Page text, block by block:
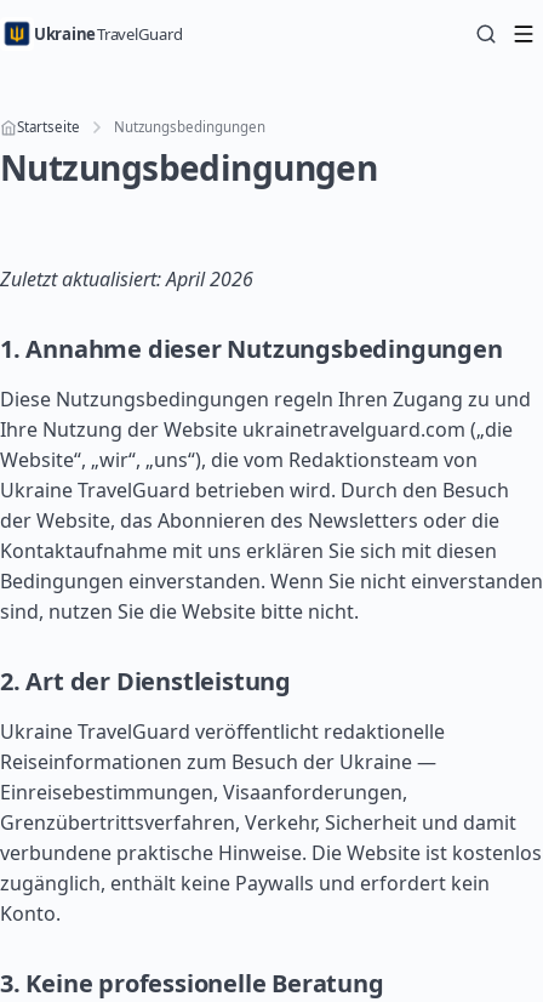
UkraineTravelGuard
Startseite Nutzungsbedingungen
Nutzungsbedingungen
Zuletzt aktualisiert: April 2026
1. Annahme dieser Nutzungsbedingungen
Diese Nutzungsbedingungen regeln Ihren Zugang zu und
Ihre Nutzung der Website ukrainetravelguard.com („die
Website“, „wir“, „uns“), die vom Redaktionsteam von
Ukraine TravelGuard betrieben wird. Durch den Besuch
der Website, das Abonnieren des Newsletters oder die
Kontaktaufnahme mit uns erklären Sie sich mit diesen
Bedingungen einverstanden. Wenn Sie nicht einverstanden
sind, nutzen Sie die Website bitte nicht.
2. Art der Dienstleistung
Ukraine TravelGuard veröffentlicht redaktionelle
Reiseinformationen zum Besuch der Ukraine —
Einreisebestimmungen, Visaanforderungen,
Grenzübertrittsverfahren, Verkehr, Sicherheit und damit
verbundene praktische Hinweise. Die Website ist kostenlos
zugänglich, enthält keine Paywalls und erfordert kein
Konto.
3. Keine professionelle Beratung